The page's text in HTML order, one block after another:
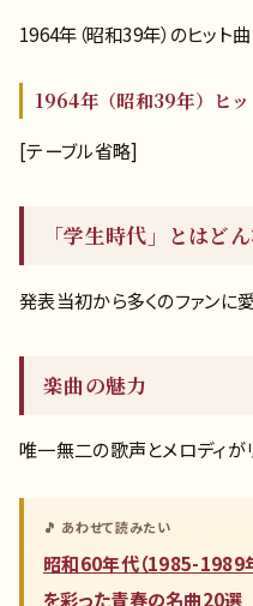
1964年（昭和39年）のヒット
1964年（昭和39年）ヒ
[テーブル省略]
「学生時代」とはど
発表当初から多くのファンに
楽曲の魅力
唯一無二の歌声とメロディが
🎵 あわせて読みたい
昭和60年代（1985-1989
を彩った青春の名曲20選